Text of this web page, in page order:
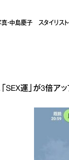
真・中島慶子 スタイリ
SEX運」が3倍ア